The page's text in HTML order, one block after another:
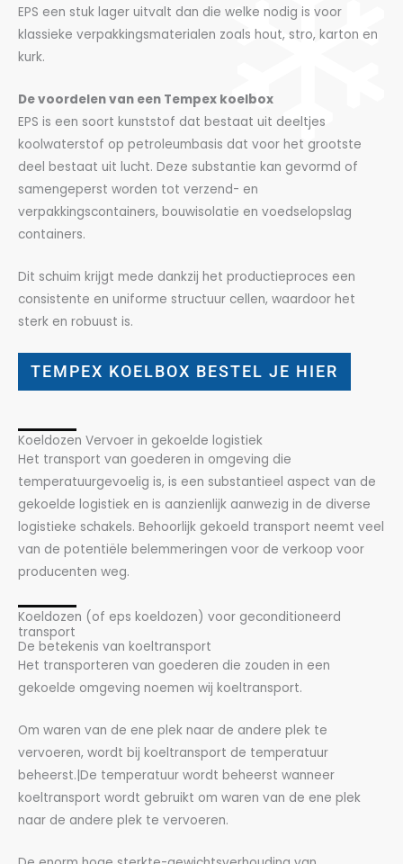
EPS een stuk lager uitvalt dan die welke nodig is voor
klassieke verpakkingsmaterialen zoals hout, stro, karton en
kurk.
De voordelen van een Tempex koelbox
EPS is een soort kunststof dat bestaat uit deeltjes
koolwaterstof op petroleumbasis dat voor het grootste
deel bestaat uit lucht. Deze substantie kan gevormd of
samengeperst worden tot verzend- en
verpakkingscontainers, bouwisolatie en voedselopslag
containers.
Dit schuim krijgt mede dankzij het productieproces een
consistente en uniforme structuur cellen, waardoor het
sterk en robuust is.
TEMPEX KOELBOX BESTEL JE HIER
Koeldozen Vervoer in gekoelde logistiek
Het transport van goederen in omgeving die
temperatuurgevoelig is, is een substantieel aspect van de
gekoelde logistiek en is aanzienlijk aanwezig in de diverse
logistieke schakels. Behoorlijk gekoeld transport neemt veel
van de potentiële belemmeringen voor de verkoop voor
producenten weg.
Koeldozen (of eps koeldozen) voor geconditioneerd
transport
De betekenis van koeltransport
Het transporteren van goederen die zouden in een
gekoelde omgeving noemen wij koeltransport.
Om waren van de ene plek naar de andere plek te
vervoeren, wordt bij koeltransport de temperatuur
beheerst.|De temperatuur wordt beheerst wanneer
koeltransport wordt gebruikt om waren van de ene plek
naar de andere plek te vervoeren.